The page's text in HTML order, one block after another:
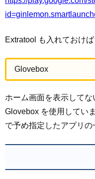
Extratool も入れておけ
Glovebox
ホーム画面を表示して
Glovebox を使用してい
で予め指定したアプリの